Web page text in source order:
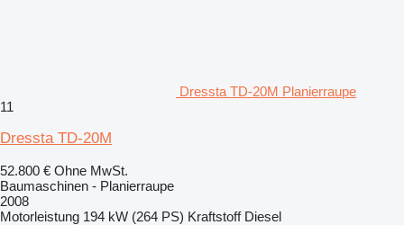
Dressta TD-20M Planierraupe
11
Dressta TD-20M
52.800 € Ohne MwSt.
Baumaschinen - Planierraupe
2008
Motorleistung 194 kW (264 PS) Kraftstoff Diesel